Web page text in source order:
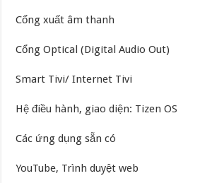
Cổng xuất âm thanh
Cổng Optical (Digital Audio Out)
Smart Tivi/ Internet Tivi
Hệ điều hành, giao diện: Tizen OS
Các ứng dụng sẵn có
YouTube, Trình duyệt web